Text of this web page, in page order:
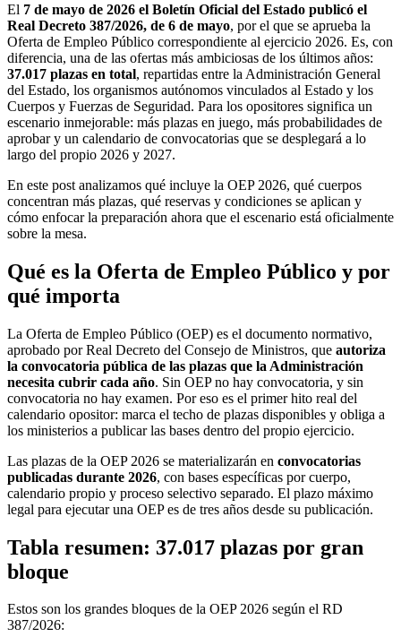
El 7 de mayo de 2026 el Boletín Oficial del Estado publicó el
Real Decreto 387/2026, de 6 de mayo, por el que se aprueba la
Oferta de Empleo Público correspondiente al ejercicio 2026. Es, con
diferencia, una de las ofertas más ambiciosas de los últimos años:
37.017 plazas en total, repartidas entre la Administración General
del Estado, los organismos autónomos vinculados al Estado y los
Cuerpos y Fuerzas de Seguridad. Para los opositores significa un
escenario inmejorable: más plazas en juego, más probabilidades de
aprobar y un calendario de convocatorias que se desplegará a lo
largo del propio 2026 y 2027.
En este post analizamos qué incluye la OEP 2026, qué cuerpos
concentran más plazas, qué reservas y condiciones se aplican y
cómo enfocar la preparación ahora que el escenario está oficialmente
sobre la mesa.
Qué es la Oferta de Empleo Público y por
qué importa
La Oferta de Empleo Público (OEP) es el documento normativo,
aprobado por Real Decreto del Consejo de Ministros, que autoriza
la convocatoria pública de las plazas que la Administración
necesita cubrir cada año. Sin OEP no hay convocatoria, y sin
convocatoria no hay examen. Por eso es el primer hito real del
calendario opositor: marca el techo de plazas disponibles y obliga a
los ministerios a publicar las bases dentro del propio ejercicio.
Las plazas de la OEP 2026 se materializarán en convocatorias
publicadas durante 2026, con bases específicas por cuerpo,
calendario propio y proceso selectivo separado. El plazo máximo
legal para ejecutar una OEP es de tres años desde su publicación.
Tabla resumen: 37.017 plazas por gran
bloque
Estos son los grandes bloques de la OEP 2026 según el RD
387/2026: